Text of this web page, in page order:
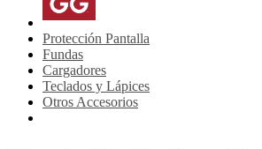
Protección Pantalla
Fundas
Cargadores
Teclados y Lápices
Otros Accesorios